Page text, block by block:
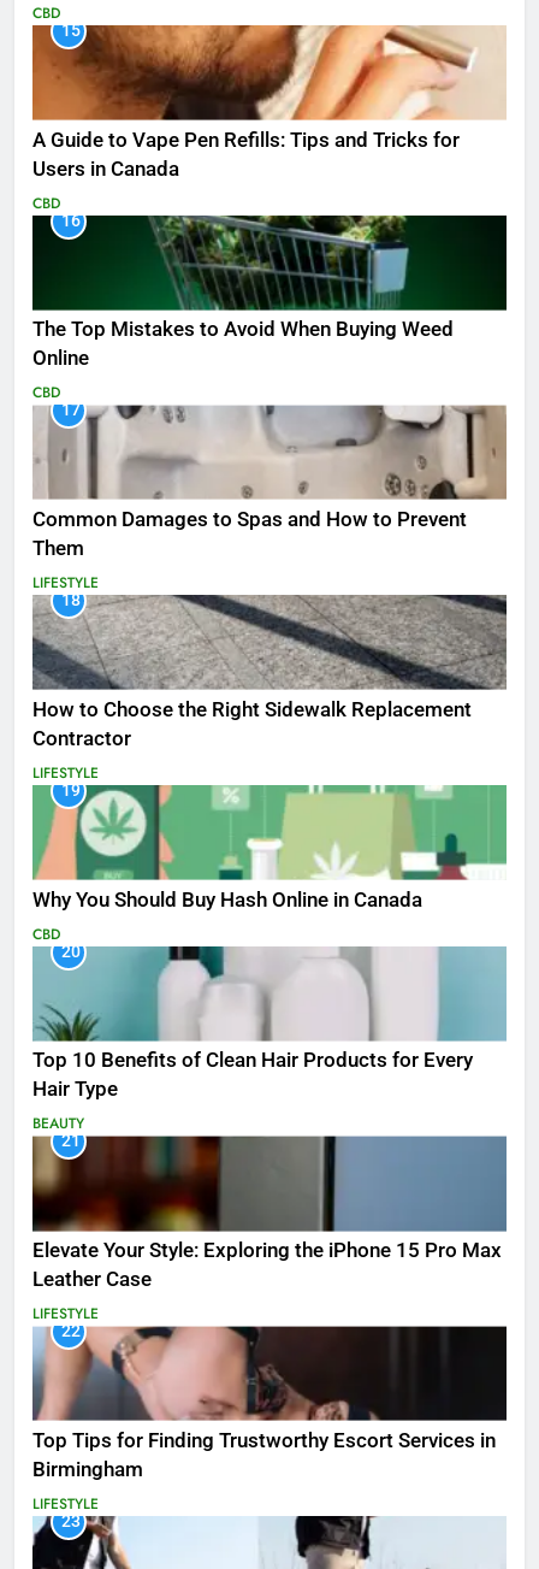
CBD
15
A Guide to Vape Pen Refills: Tips and Tricks for
Users in Canada
CBD
16
The Top Mistakes to Avoid When Buying Weed
Online
CBD
17
Common Damages to Spas and How to Prevent
Them
LIFESTYLE
18
How to Choose the Right Sidewalk Replacement
Contractor
LIFESTYLE
19
Why You Should Buy Hash Online in Canada
CBD
20
Top 10 Benefits of Clean Hair Products for Every
Hair Type
BEAUTY
21
Elevate Your Style: Exploring the iPhone 15 Pro Max
Leather Case
LIFESTYLE
22
Top Tips for Finding Trustworthy Escort Services in
Birmingham
LIFESTYLE
23